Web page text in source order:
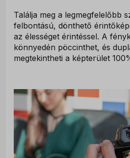
Találja meg a legmegfelelőbb
felbontású, dönthető
az élességet érintéssel. A
könnyedén pöccinthet, és
megtekintheti a képterület